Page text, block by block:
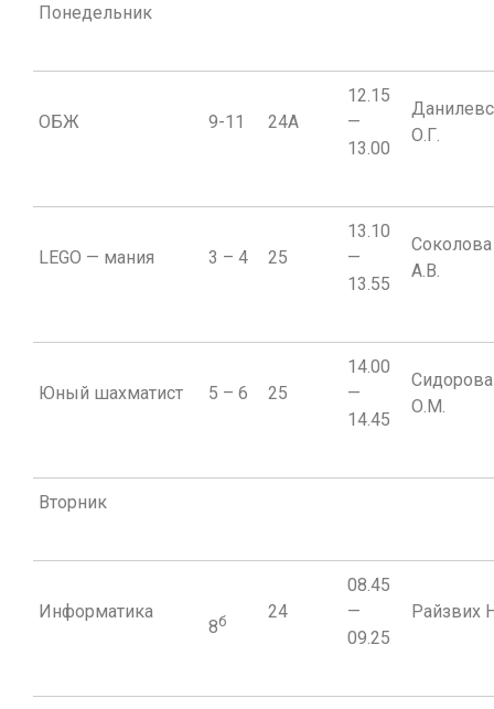
Понедельник
ОБЖ 9-11 24A
12.15
—
13.00
О.Г.
LEGO — мания 3 – 4 25
13.10
—
13.55
Соколова
А.В.
Юный шахматист 5 – 6 25
14.00
—
14.45
Сидорова
О.М.
Вторник
Информатика
8б 24
08.45
—
09.25
Райзвих